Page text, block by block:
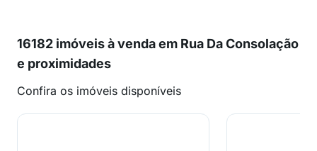
16182 imóveis à venda em Rua Da Consolação
e proximidades
Confira os imóveis disponíveis